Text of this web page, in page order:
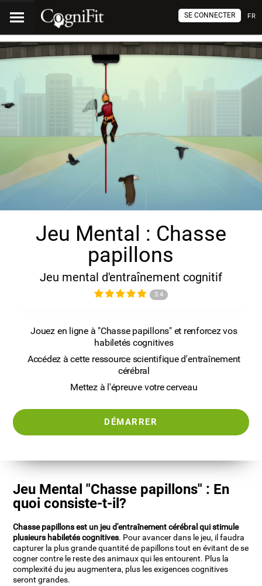
FR
SE CONNECTER
Jeu Mental : Chasse
papillons
Jeu mental d'entraînement cognitif
3.4
Jouez en ligne à "Chasse papillons" et renforcez vos
habiletés cognitives
Accédez à cette ressource scientifique d'entraînement
cérébral
Mettez à l'épreuve votre cerveau
DÉMARRER
Jeu Mental "Chasse papillons" : En
quoi consiste-t-il?
Chasse papillons est un jeu d'entraînement cérébral qui stimule
plusieurs habiletés cognitives. Pour avancer dans le jeu, il faudra
capturer la plus grande quantité de papillons tout en évitant de se
cogner contre le reste des animaux qui les entourent. Plus la
complexité du jeu augmentera, plus les exigences cognitives
seront grandes.